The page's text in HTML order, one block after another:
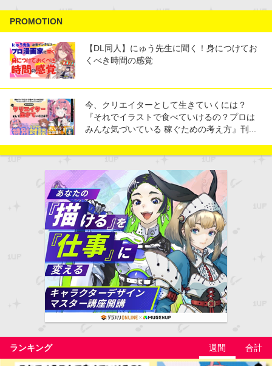
PROMOTION
【DL同人】にゅう先生に聞く！身につけてお
くべき時間の感覚
今、クリエイターとして生きていくには？
『それでイラストで食べていけるの？プロは
みんな気づいている 稼ぐための考え方』刊...
ランキング 週間 合計